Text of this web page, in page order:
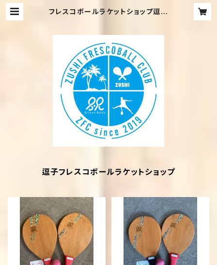
フレスコボールラケットショップ逗子
逗子フレスコボールラケットショップ